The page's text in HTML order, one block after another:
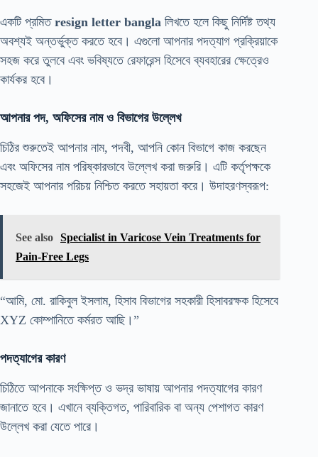
একটি প্রমিত resign letter bangla লিখতে হলে কিছু নির্দিষ্ট তথ্য
অবশ্যই অন্তর্ভুক্ত করতে হবে। এগুলো আপনার পদত্যাগ প্রক্রিয়াকে
সহজ করে তুলবে এবং ভবিষ্যতে রেফারেন্স হিসেবে ব্যবহারের ক্ষেত্রেও
কার্যকর হবে।
আপনার পদ, অফিসের নাম ও বিভাগের উল্লেখ
চিঠির শুরুতেই আপনার নাম, পদবী, আপনি কোন বিভাগে কাজ করছেন
এবং অফিসের নাম পরিষ্কারভাবে উল্লেখ করা জরুরি। এটি কর্তৃপক্ষকে
সহজেই আপনার পরিচয় নিশ্চিত করতে সহায়তা করে। উদাহরণস্বরূপ:
See also Specialist in Varicose Vein Treatments for
Pain-Free Legs
“আমি, মো. রাকিবুল ইসলাম, হিসাব বিভাগের সহকারী হিসাবরক্ষক হিসেবে
XYZ কোম্পানিতে কর্মরত আছি।”
পদত্যাগের কারণ
চিঠিতে আপনাকে সংক্ষিপ্ত ও ভদ্র ভাষায় আপনার পদত্যাগের কারণ
জানাতে হবে। এখানে ব্যক্তিগত, পারিবারিক বা অন্য পেশাগত কারণ
উল্লেখ করা যেতে পারে।